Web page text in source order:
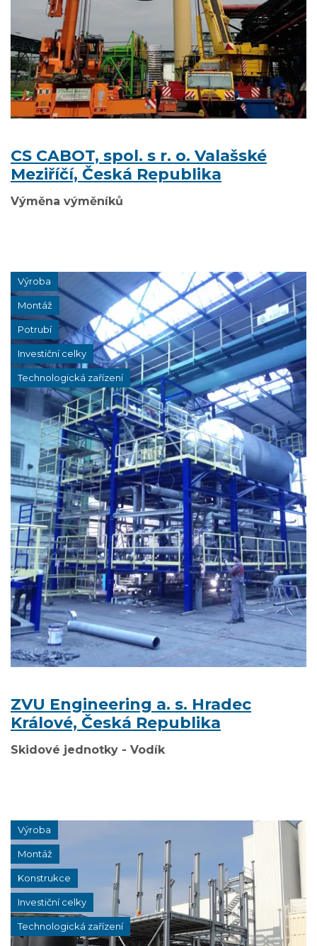
CS CABOT, spol. s r. o. Valašské
Meziříčí, Česká Republika
Výměna výměníků
Výroba
Montáž
Potrubí
Investiční celky
Technologická zařízení
ZVU Engineering a. s. Hradec
Králové, Česká Republika
Skidové jednotky - Vodík
Výroba
Montáž
Konstrukce
Investiční celky
Technologická zařízení